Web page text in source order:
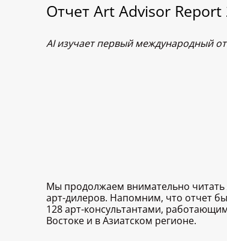
Отчет Art Advisor Report
AI изучает первый международный
Мы продолжаем внимательно читать
арт-дилеров. Напомним, что отчет
128 арт-консультантами,
Востоке и в Азиатском регионе.